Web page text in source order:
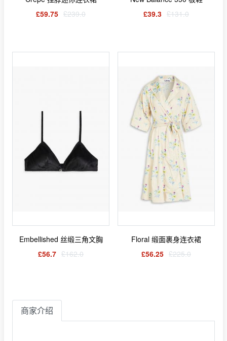
£59.75 £239.0
£39.3 £131.0
Embellished 丝缎三角文胸
£56.7 £162.0
Floral 缎面裹身连衣裙
£56.25 £225.0
商家介绍